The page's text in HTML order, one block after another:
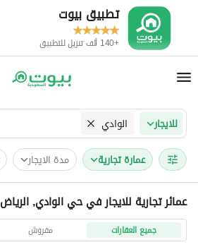
تطبيق بيوت
+140 ألف تنزيل للتطبيق
للايجار الوادي
عمارة تجارية مدة الايجار
عمائر تجارية للايجار في حي الوادي, الرياض
جميع العقارات مفروش